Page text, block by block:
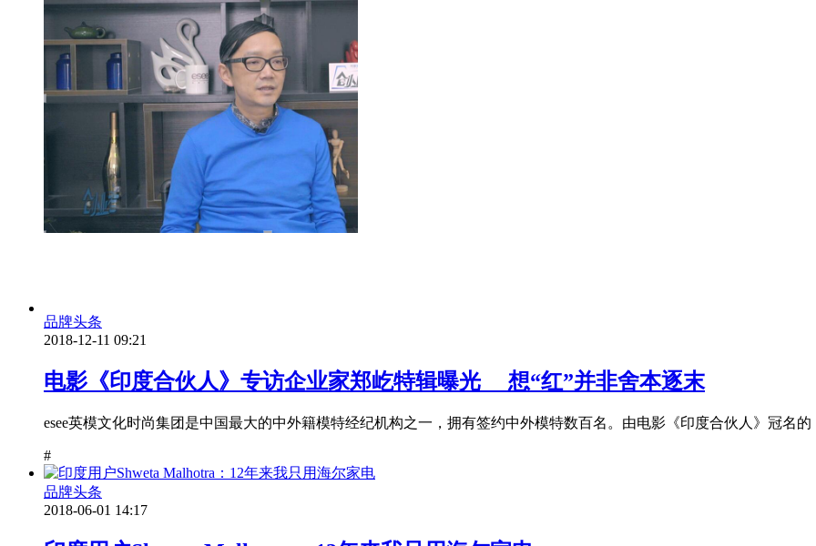
品牌头条
2018-12-11 09:21
电影《印度合伙人》专访企业家郑屹特辑曝光 想“红”并非舍本逐末
esee英模文化时尚集团是中国最大的中外籍模特经纪机构之一，拥有签约中外模特数百名。由电影《印度合伙人》冠名的
#
品牌头条
2018-06-01 14:17